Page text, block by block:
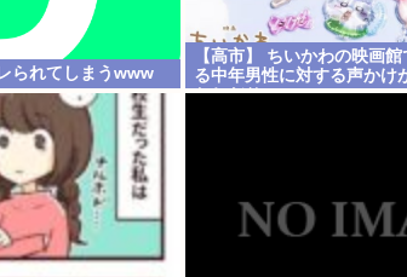
られてしまうwww
【高市】 ちいかわの映画
る中年男性に対する声かけ
おねだり